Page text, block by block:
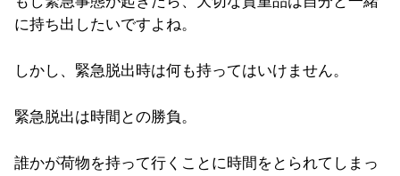
に持ち出したいですよね。
しかし、緊急脱出時は何も持ってはいけません。
緊急脱出は時間との勝負。
誰かが荷物を持って行くことに時間をとられてしまっ